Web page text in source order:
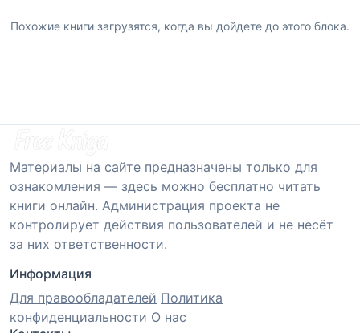
Похожие книги загрузятся, когда вы дойдете до этого блока.
Материалы на сайте предназначены только для
ознакомления — здесь можно бесплатно читать
книги онлайн. Администрация проекта не
контролирует действия пользователей и не несёт
за них ответственности.
Информация
Для правообладателей Политика
конфиденциальности О нас